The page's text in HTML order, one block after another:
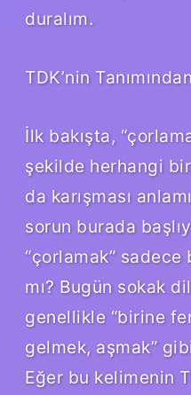
duralım.
TDK’nin
İlk bakışta,
şekilde herhangi
da karışması
sorun burada
“çorlamak” sadece
mı? Bugün sokak
genellikle “birine
gelmek, aşmak”
Eğer bu kelimenin